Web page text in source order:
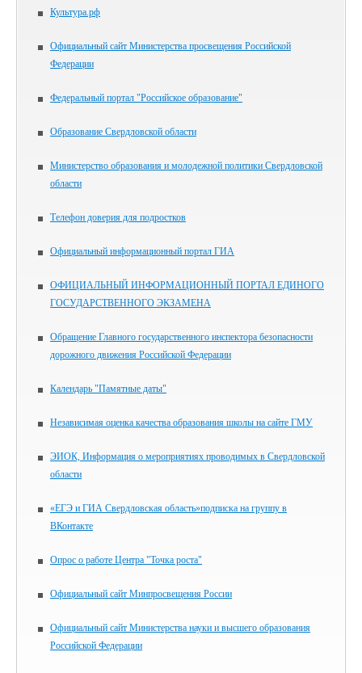
Культура.рф
Официальный сайт Министерства просвещения Российской
Федерации
Федеральный портал "Российское образование"
Образование Свердловской области
Министерство образования и молодежной политики Свердловской
области
Телефон доверия для подростков
Официальный информационный портал ГИА
ОФИЦИАЛЬНЫЙ ИНФОРМАЦИОННЫЙ ПОРТАЛ ЕДИНОГО
ГОСУДАРСТВЕННОГО ЭКЗАМЕНА
Обращение Главного государственного инспектора безопасности
дорожного движения Российской Федерации
Календарь "Памятные даты"
Независимая оценка качества образования школы на сайте ГМУ
ЭИОК, Информация о мероприятиях проводимых в Свердловской
области
«ЕГЭ и ГИА Свердловская область»подписка на группу в
ВКонтакте
Опрос о работе Центра "Точка роста"
Официальный сайт Минпросвещения России
Официальный сайт Министерства науки и высшего образования
Российской Федерации